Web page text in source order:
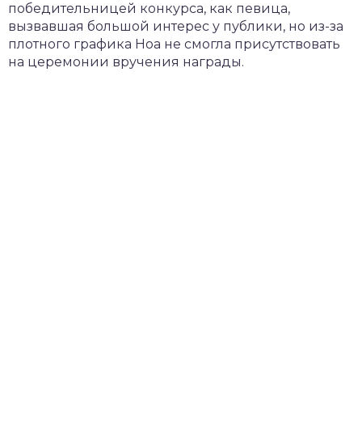
победительницей конкурса, как певица,
вызвавшая большой интерес у публики, но из-за
плотного графика Ноа не смогла присутствовать
на церемонии вручения награды.